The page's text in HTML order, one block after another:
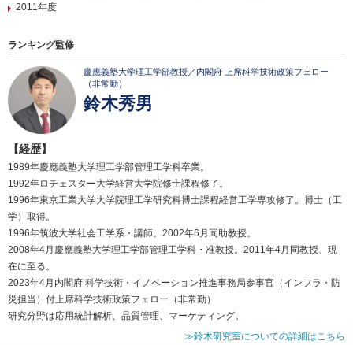
2011年度
ランキング監修
慶應義塾大学理工学部教授／内閣府 上席科学技術政策フェロー
（非常勤）
鈴木秀男
【経歴】
1989年慶應義塾大学理工学部管理工学科卒業。
1992年ロチェスター大学経営大学院修士課程修了。
1996年東京工業大学大学院理工学研究科博士課程経営工学専攻修了。博士（工
学）取得。
1996年筑波大学社会工学系・講師。2002年6月同助教授。
2008年4月慶應義塾大学理工学部管理工学科・准教授。2011年4月同教授、現
在に至る。
2023年4月内閣府 科学技術・イノベーション推進事務局参事官（インフラ・防
災担当）付上席科学技術政策フェロー（非常勤）
研究分野は応用統計解析、品質管理、マーケティング。
≫鈴木研究室についての詳細はこちら